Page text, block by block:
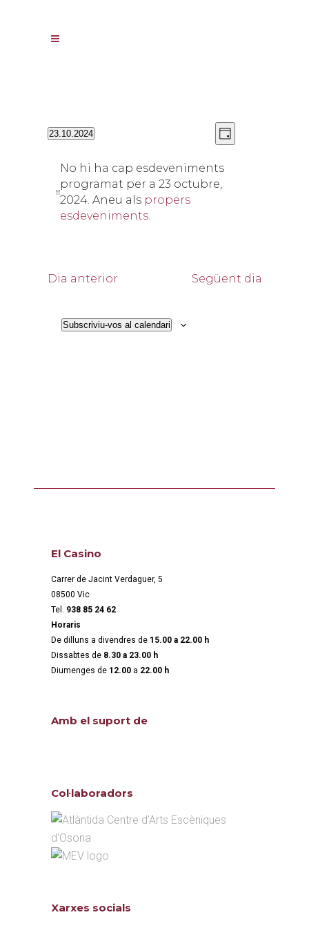
Vistes
de
Navegació
de
Day
23.10.2024
una
data.
No hi ha cap esdeveniments
programat per a 23 octubre,
2024. Aneu als propers
esdeveniments.
Dia anterior Següent dia
Subscriviu-vos al calendari
El Casino
Carrer de Jacint Verdaguer, 5
08500 Vic
Tel. 938 85 24 62
Horaris
De dilluns a divendres de 15.00 a 22.00 h
Dissabtes de 8.30 a 23.00 h
Diumenges de 12.00 a 22.00 h
Amb el suport de
Col·laboradors
Xarxes socials